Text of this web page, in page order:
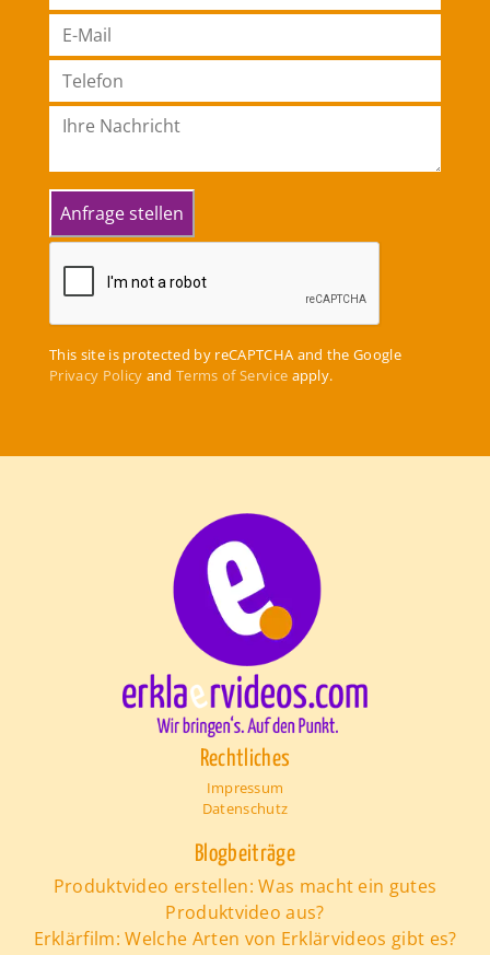
This site is protected by reCAPTCHA and the Google
Privacy Policy andTerms of Service apply.
Rechtliches
Impressum
Datenschutz
Blogbeiträge
Produktvideo erstellen: Was macht ein gutes
Produktvideo aus?
Erklärfilm: Welche Arten von Erklärvideos gibt es?